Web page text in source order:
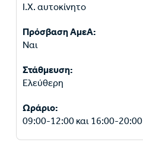
Ι.Χ. αυτοκίνητο
Πρόσβαση ΑμεΑ:
Ναι
Στάθμευση:
Ελεύθερη
Ωράριο:
09:00-12:00 και 16:00-20:00